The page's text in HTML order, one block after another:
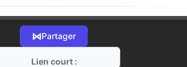
⋈Partager
Lien court :